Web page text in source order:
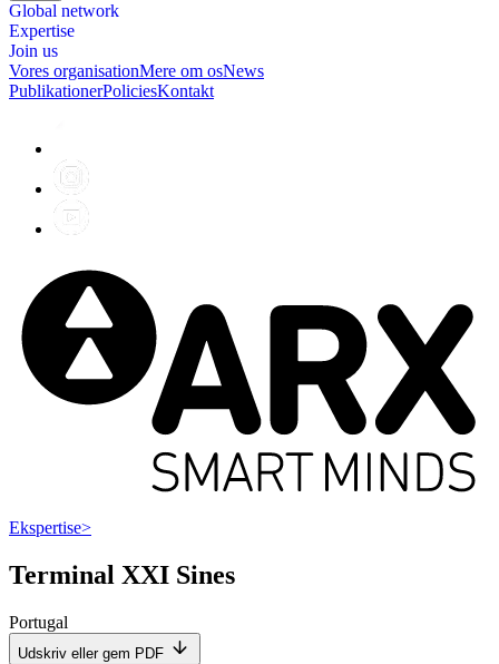
Global network
Expertise
Join us
Vores organisationMere om osNews
PublikationerPoliciesKontakt
Ekspertise>
Terminal XXI Sines
Portugal
Udskriv eller gem PDF